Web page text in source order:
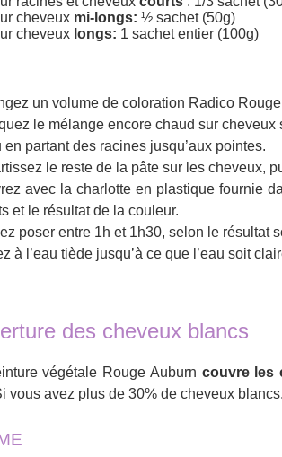
cheveux mi-longs: ½ sachet (50g)
cheveux longs: 1 sachet entier (100g)
un volume de coloration Radico
le mélange encore chaud sur
en partant des racines jusqu’aux pointes.
le reste de la pâte sur les cheveux,
avec la charlotte en plastique fournie
et le résultat de la couleur.
poser entre 1h et 1h30, selon le résultat
à l’eau tiède jusqu’à ce que l’eau soit
des cheveux blancs
végétale Rouge Auburn couvre les
vous avez plus de 30% de cheveux